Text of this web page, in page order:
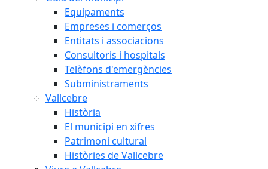
Equipaments
Empreses i comerços
Entitats i associacions
Consultoris i hospitals
Telèfons d'emergències
Subministraments
Vallcebre
Història
El municipi en xifres
Patrimoni cultural
Històries de Vallcebre